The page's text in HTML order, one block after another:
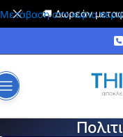
Μετάβαση στο κύριο
🚚 Δωρεάν